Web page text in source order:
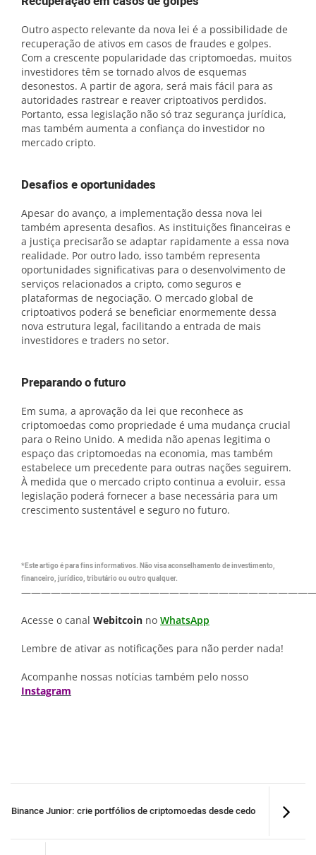
Outro aspecto relevante da nova lei é a possibilidade de
recuperação de ativos em casos de fraudes e golpes.
Com a crescente popularidade das criptomoedas, muitos
investidores têm se tornado alvos de esquemas
desonestos. A partir de agora, será mais fácil para as
autoridades rastrear e reaver criptoativos perdidos.
Portanto, essa legislação não só traz segurança jurídica,
mas também aumenta a confiança do investidor no
mercado cripto.
Desafios e oportunidades
Apesar do avanço, a implementação dessa nova lei
também apresenta desafios. As instituições financeiras e
a justiça precisarão se adaptar rapidamente a essa nova
realidade. Por outro lado, isso também representa
oportunidades significativas para o desenvolvimento de
serviços relacionados a cripto, como seguros e
plataformas de negociação. O mercado global de
criptoativos poderá se beneficiar enormemente dessa
nova estrutura legal, facilitando a entrada de mais
investidores e traders no setor.
Preparando o futuro
Em suma, a aprovação da lei que reconhece as
criptomoedas como propriedade é uma mudança crucial
para o Reino Unido. A medida não apenas legitima o
espaço das criptomoedas na economia, mas também
estabelece um precedente para outras nações seguirem.
À medida que o mercado cripto continua a evoluir, essa
legislação poderá fornecer a base necessária para um
crescimento sustentável e seguro no futuro.
*Este artigo é para fins informativos. Não visa aconselhamento de investimento,
financeiro, jurídico, tributário ou outro qualquer.
Acesse o canal Webitcoin no WhatsApp
Lembre de ativar as notificações para não perder nada!
Acompanhe nossas notícias também pelo nosso
Instagram
Binance Junior: crie portfólios de criptomoedas desde cedo